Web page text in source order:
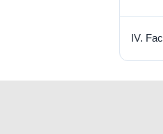
IV.